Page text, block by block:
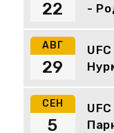
-
22
АВГ
29
СЕН
5